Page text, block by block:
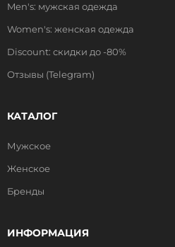
Men's: мужская одежда
Women's: женская одежда
Discount: скидки до -80%
Отзывы (Telegram)
КАТАЛОГ
Мужское
Женское
Бренды
ИНФОРМАЦИЯ